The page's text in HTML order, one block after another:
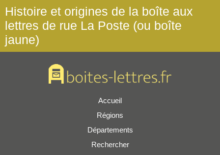
Histoire et origines de la boîte aux
lettres de rue La Poste (ou boîte
jaune)
Accueil
Régions
Départements
Rechercher